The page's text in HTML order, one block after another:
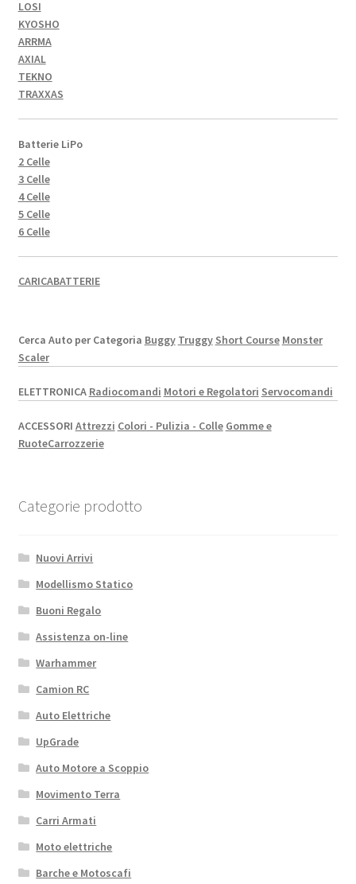
LOSI
KYOSHO
ARRMA
AXIAL
TEKNO
TRAXXAS
Batterie LiPo
2 Celle
3 Celle
4 Celle
5 Celle
6 Celle
CARICABATTERIE
Cerca Auto per Categoria Buggy Truggy Short Course Monster
Scaler
ELETTRONICA Radiocomandi Motori e Regolatori Servocomandi
ACCESSORI Attrezzi Colori - Pulizia - Colle Gomme e
RuoteCarrozzerie
Categorie prodotto
Nuovi Arrivi
Modellismo Statico
Buoni Regalo
Assistenza on-line
Warhammer
Camion RC
Auto Elettriche
UpGrade
Auto Motore a Scoppio
Movimento Terra
Carri Armati
Moto elettriche
Barche e Motoscafi